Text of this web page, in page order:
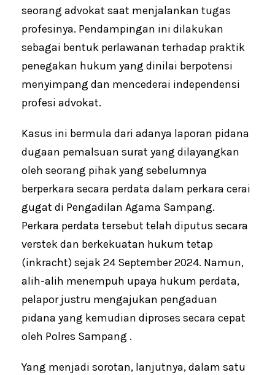
seorang advokat saat menjalankan tugas
profesinya. Pendampingan ini dilakukan
sebagai bentuk perlawanan terhadap praktik
penegakan hukum yang dinilai berpotensi
menyimpang dan mencederai independensi
profesi advokat.
Kasus ini bermula dari adanya laporan pidana
dugaan pemalsuan surat yang dilayangkan
oleh seorang pihak yang sebelumnya
berperkara secara perdata dalam perkara cerai
gugat di Pengadilan Agama Sampang.
Perkara perdata tersebut telah diputus secara
verstek dan berkekuatan hukum tetap
(inkracht) sejak 24 September 2024. Namun,
alih-alih menempuh upaya hukum perdata,
pelapor justru mengajukan pengaduan
pidana yang kemudian diproses secara cepat
oleh Polres Sampang .
Yang menjadi sorotan, lanjutnya, dalam satu